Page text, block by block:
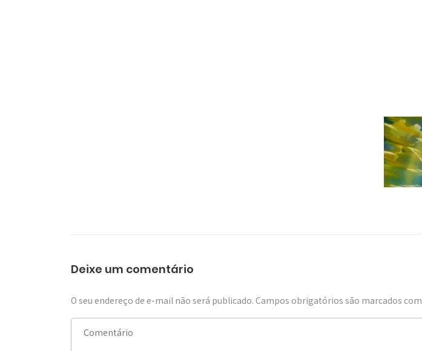
Deixe um comentário
O seu endereço de e-mail não será publicado. Campos obrigatórios são marcados com